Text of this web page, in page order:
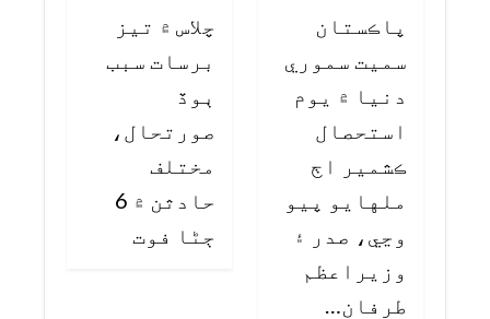
پاڪستان
سميت سموري
دنيا ۾ يوم
استحصال
ڪشمير اڄ
ملهايو پيو
وڃي، صدر ۽
وزيراعظم
طرفان…
چلاس ۾ تيز
برسات سبب
ٻوڏ
صورتحال،
مختلف
حادثن ۾ 6
ڄڻا فوت